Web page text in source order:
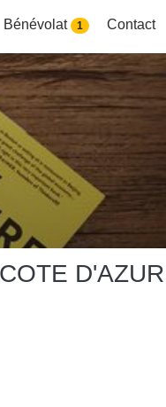
Bénévolat 1 Contact
D'AZUR